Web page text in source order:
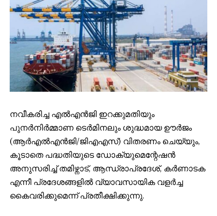
നവീകരിച്ച എൽഎൻജി ഇറക്കുമതിയും
പുനർനിർമ്മാണ ടെർമിനലും ശുദ്ധമായ ഊർജം
(ആർഎൽഎൻജി/ജിഎഎസ്) വിതരണം ചെയ്യും,
കൂടാതെ പദ്ധതിയുടെ ഡോക്യുമെന്റേഷൻ
അനുസരിച്ച് തമിഴ്നാട്, ആന്ധ്രാപ്രദേശ്, കർണാടക
എന്നീ പ്രദേശങ്ങളിൽ വ്യാവസായിക വളർച്ച
കൈവരിക്കുമെന്ന് പ്രതീക്ഷിക്കുന്നു.